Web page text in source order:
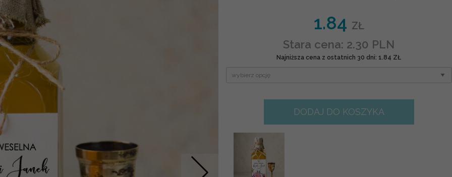
Nastepne
1.84 ZŁ
Stara cena: 2.30 PLN
Najniższa cena z ostatnich 30 dni: 1.84 ZŁ
DODAJ DO KOSZYKA